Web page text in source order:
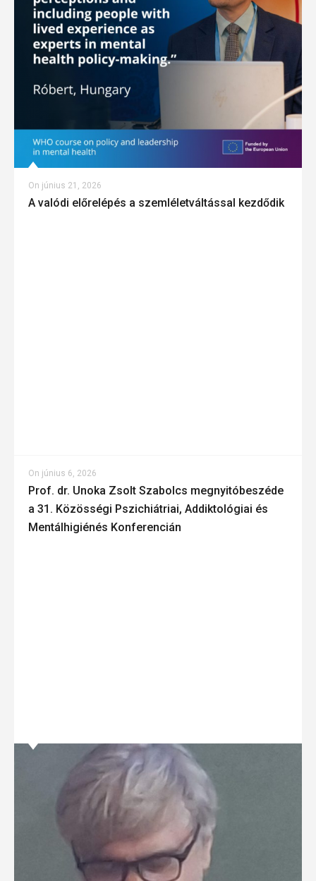
On június 21, 2026
A valódi előrelépés a szemléletváltással kezdődik
On június 6, 2026
Prof. dr. Unoka Zsolt Szabolcs megnyitóbeszéde
a 31. Közösségi Pszichiátriai, Addiktológiai és
Mentálhigiénés Konferencián